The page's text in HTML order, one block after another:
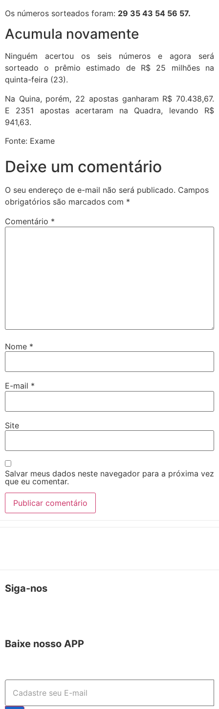
Os números sorteados foram: 29 35 43 54 56 57.
Acumula novamente
Ninguém acertou os seis números e agora será
sorteado o prêmio estimado de R$ 25 milhões na
quinta-feira (23).
Na Quina, porém, 22 apostas ganharam R$ 70.438,67.
E 2351 apostas acertaram na Quadra, levando R$
941,63.
Fonte: Exame
Deixe um comentário
O seu endereço de e-mail não será publicado. Campos
obrigatórios são marcados com *
Comentário *
Nome *
E-mail *
Site
Salvar meus dados neste navegador para a próxima vez
que eu comentar.
Siga-nos
Baixe nosso APP